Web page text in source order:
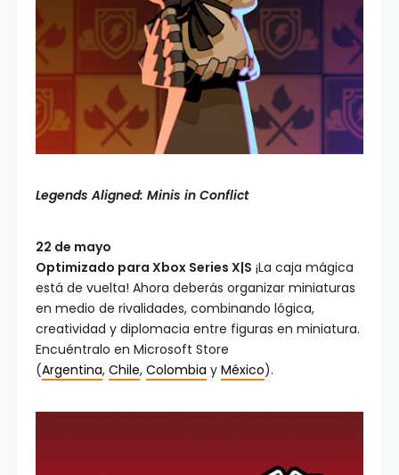
Legends Aligned: Minis in Conflict
22 de mayo
Optimizado para Xbox Series X|S ¡La caja mágica
está de vuelta! Ahora deberás organizar miniaturas
en medio de rivalidades, combinando lógica,
creatividad y diplomacia entre figuras en miniatura.
Encuéntralo en Microsoft Store
(Argentina, Chile, Colombia y México).